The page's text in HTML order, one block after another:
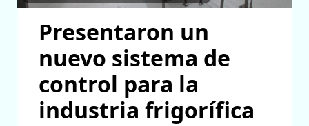
Presentaron un
nuevo sistema de
control para la
industria frigorífica